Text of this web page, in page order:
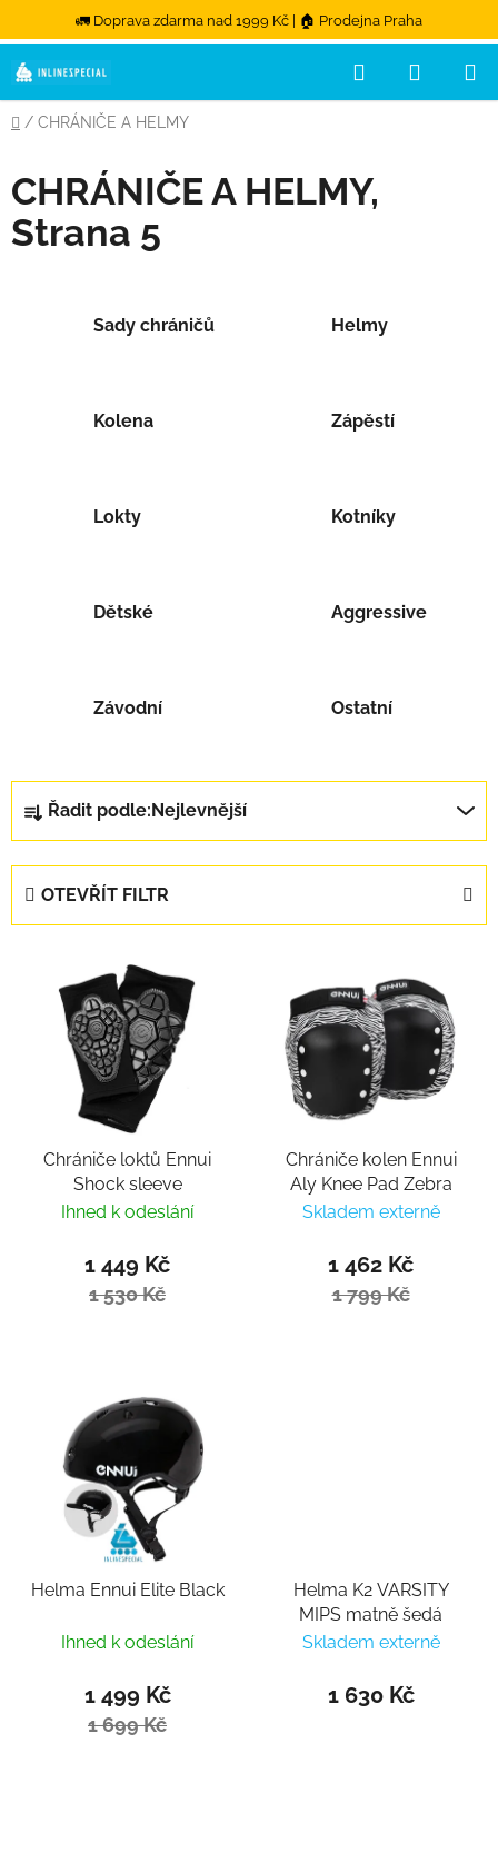
🚛 Doprava zdarma nad 1999 Kč | 🏠 Prodejna Praha
Přejít na obsah
Hledat
Domů
/ CHRÁNIČE A HELMY
CHRÁNIČE A HELMY,
Strana 5
Sady chráničů Helmy
Kolena Zápěstí
Lokty Kotníky
Dětské Aggressive
Závodní Ostatní
Řazení produktů
Řadit podle: Nejlevnější
OTEVŘÍT FILTR
Výpis produktů
Chrániče loktů Ennui
Shock sleeve
Ihned k odeslání
1 449 Kč
1 530 Kč
Chrániče kolen Ennui
Aly Knee Pad Zebra
Skladem externě
1 462 Kč
1 799 Kč
Helma Ennui Elite Black
Ihned k odeslání
1 499 Kč
1 699 Kč
Helma K2 VARSITY
MIPS matně šedá
Skladem externě
1 630 Kč